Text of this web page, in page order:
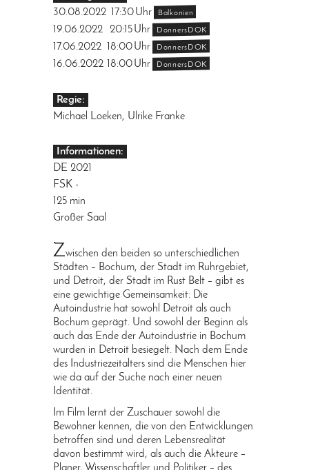
30.08.2022
17:30Uhr Balkonien
19.06.2022 20:15Uhr DonnersDOK
17.06.2022 18:00Uhr DonnersDOK
16.06.2022 18:00Uhr DonnersDOK
Regie:
Michael Loeken, Ulrike Franke
Informationen:
DE 2021
FSK -
125 min
Großer Saal
Zwischen den beiden so unterschiedlichen
Städten – Bochum, der Stadt im Ruhrgebiet,
und Detroit, der Stadt im Rust Belt – gibt es
eine gewichtige Gemeinsamkeit: Die
Autoindustrie hat sowohl Detroit als auch
Bochum geprägt. Und sowohl der Beginn als
auch das Ende der Autoindustrie in Bochum
wurden in Detroit besiegelt. Nach dem Ende
des Industriezeitalters sind die Menschen hier
wie da auf der Suche nach einer neuen
Identität.
Im Film lernt der Zuschauer sowohl die
Bewohner kennen, die von den Entwicklungen
betroffen sind und deren Lebensrealität
davon bestimmt wird, als auch die Akteure –